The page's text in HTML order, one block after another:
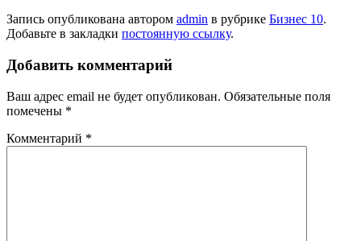
Запись опубликована автором admin в рубрике Бизнес 10.
Добавьте в закладки постоянную ссылку.
Добавить комментарий
Ваш адрес email не будет опубликован. Обязательные поля
помечены *
Комментарий *